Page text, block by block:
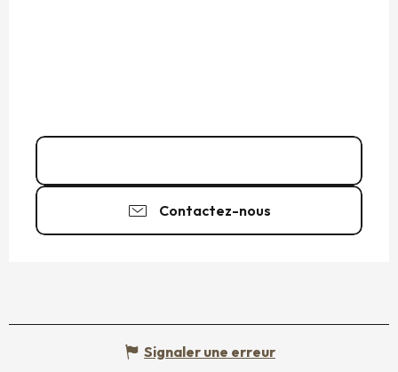
Contactez-nous
Signaler une erreur